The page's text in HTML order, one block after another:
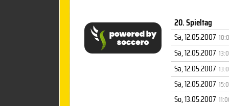
20. Spieltag
Sa, 12.05.2007
Sa, 12.05.2007
Sa, 12.05.2007
Sa, 12.05.2007
So, 13.05.2007